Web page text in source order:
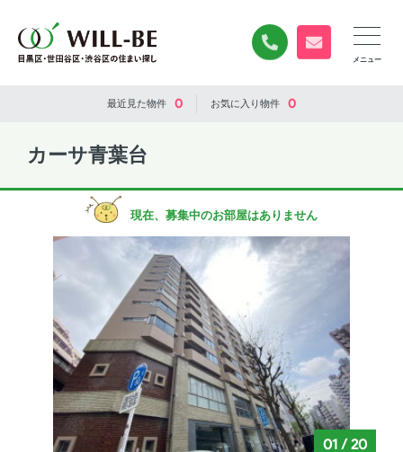
0120-840-834
無料お問い合
最近見た物件 0 お気に入り物件 0
カーサ青葉台
現在、募集中のお部屋はありません
01 /20